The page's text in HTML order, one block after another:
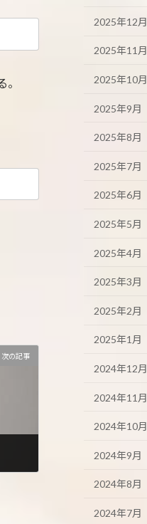
次の記事
2025年12月
2025年11月
2025年10月
2025年9月
2025年8月
2025年7月
2025年6月
2025年5月
2025年4月
2025年3月
2025年2月
2025年1月
2024年12月
2024年11月
2024年10月
2024年9月
2024年8月
2024年7月